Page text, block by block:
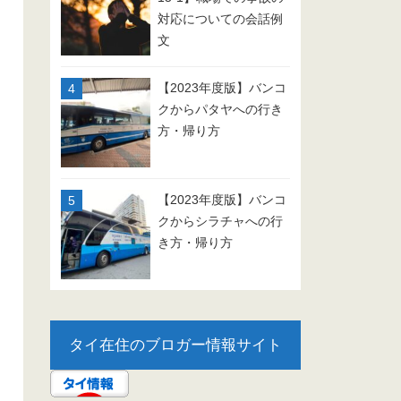
対応についての会話例
文
【2023年度版】バンコ
クからパタヤへの行き
方・帰り方
【2023年度版】バンコ
クからシラチャへの行
き方・帰り方
タイ在住のブロガー情報サイト